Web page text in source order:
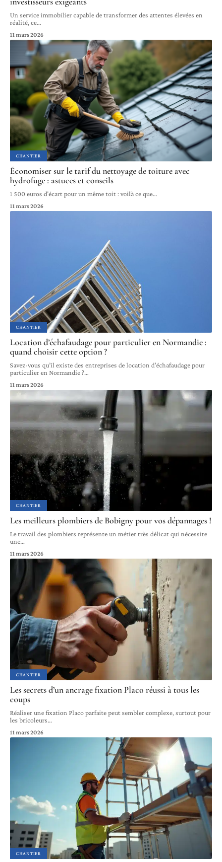
Un service immobilier capable de transformer des attentes élevées en
réalité, ce…
11 mars 2026
CHANTIER
Économiser sur le tarif du nettoyage de toiture avec
hydrofuge : astuces et conseils
1 500 euros d'écart pour un même toit : voilà ce que…
11 mars 2026
CHANTIER
Location d’échafaudage pour particulier en Normandie :
quand choisir cette option ?
Savez-vous qu’il existe des entreprises de location d’échafaudage pour
particulier en Normandie ?…
11 mars 2026
CHANTIER
Les meilleurs plombiers de Bobigny pour vos dépannages !
Le travail des plombiers représente un métier très délicat qui nécessite
une…
11 mars 2026
CHANTIER
Les secrets d’un ancrage fixation Placo réussi à tous les
coups
Réaliser une fixation Placo parfaite peut sembler complexe, surtout pour
les bricoleurs…
11 mars 2026
CHANTIER